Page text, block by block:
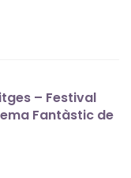
– Festival
Fantàstic de